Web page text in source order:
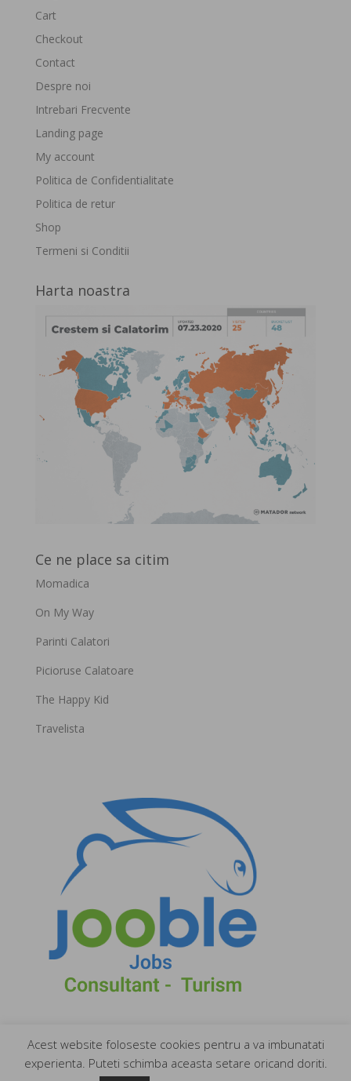
Cart
Checkout
Contact
Despre noi
Intrebari Frecvente
Landing page
My account
Politica de Confidentialitate
Politica de retur
Shop
Termeni si Conditii
Harta noastra
Ce ne place sa citim
Momadica
On My Way
Parinti Calatori
Picioruse Calatoare
The Happy Kid
Travelista
Acest website foloseste cookies pentru a va imbunatati
experienta. Puteti schimba aceasta setare oricand doriti.